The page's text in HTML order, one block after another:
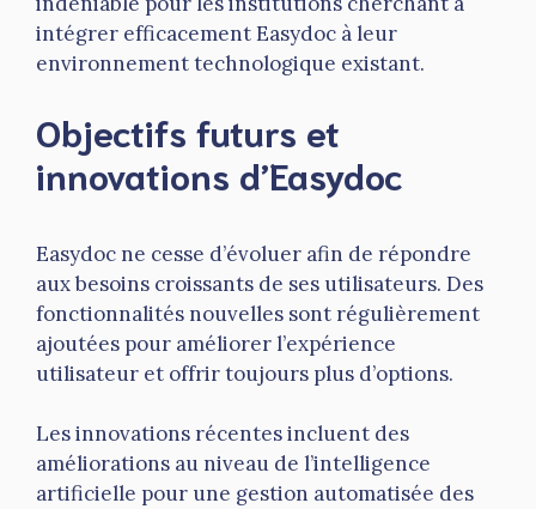
intégrer efficacement Easydoc à leur
environnement technologique existant.
Objectifs futurs et
innovations d’Easydoc
Easydoc ne cesse d’évoluer afin de répondre
aux besoins croissants de ses utilisateurs. Des
fonctionnalités nouvelles sont régulièrement
ajoutées pour améliorer l’expérience
utilisateur et offrir toujours plus d’options.
Les innovations récentes incluent des
améliorations au niveau de l’intelligence
artificielle pour une gestion automatisée des